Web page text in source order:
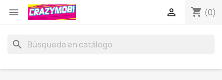
 shopping_cart (0)

search